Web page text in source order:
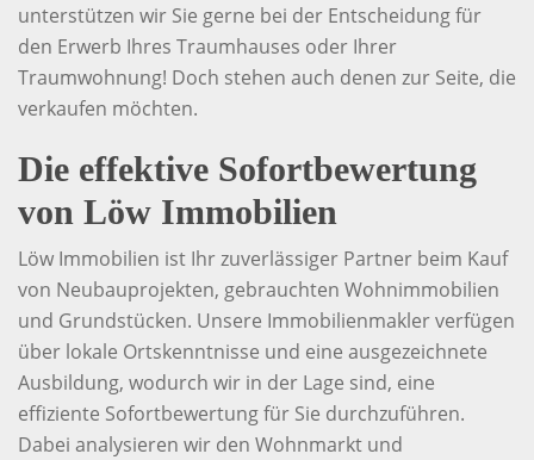
unterstützen wir Sie gerne bei der Entscheidung für
den Erwerb Ihres Traumhauses oder Ihrer
Traumwohnung! Doch stehen auch denen zur Seite, die
verkaufen möchten.
Die effektive Sofortbewertung
von Löw Immobilien
Löw Immobilien ist Ihr zuverlässiger Partner beim Kauf
von Neubauprojekten, gebrauchten Wohnimmobilien
und Grundstücken. Unsere Immobilienmakler verfügen
über lokale Ortskenntnisse und eine ausgezeichnete
Ausbildung, wodurch wir in der Lage sind, eine
effiziente Sofortbewertung für Sie durchzuführen.
Dabei analysieren wir den Wohnmarkt und